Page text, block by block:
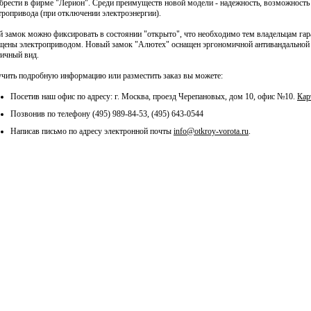
в фирме "Лерион". Среди преимуществ новой модели - надежность,
(при отключении электроэнергии).
замок можно фиксировать в состоянии "открыто", что необходимо тем владельцам
электроприводом. Новый замок "Алютех" оснащен эргономичной антивандальной
вид.
подробную информацию или разместить заказ вы можете:
Посетив наш офис по адресу: г. Москва, проезд Черепановых, дом 10, офис №10.
Позвонив по телефону (495) 989-84-53, (495) 643-0544
Написав письмо по адресу электронной почты info@otkroy-vorota.ru.